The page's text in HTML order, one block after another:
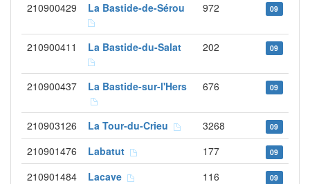
210900429 La Bastide-de-Sérou 972 09
210900411 La Bastide-du-Salat 202 09
210900437 La Bastide-sur-l'Hers 676 09
210903126 La Tour-du-Crieu 3268 09
210901476 Labatut 177 09
210901484 Lacave 116 09